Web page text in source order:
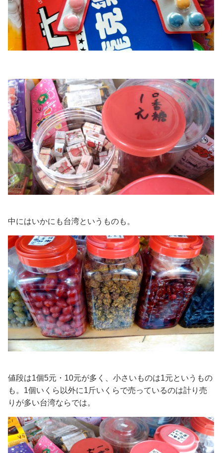
中にはいかにも台湾というものも。
値段は1個5元・10元が多く、小さいものは1元というもの
も。1個いくら以外に1斤いくらで売っているのは計り売
りが多い台湾ならでは。